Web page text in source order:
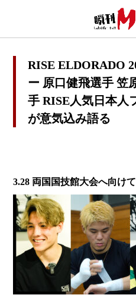
RISE ELDORADO
ー 原口健飛選手 笠
手 RISE人気日本人
が意気込み語る
3.28 両国国技館大会へ向け